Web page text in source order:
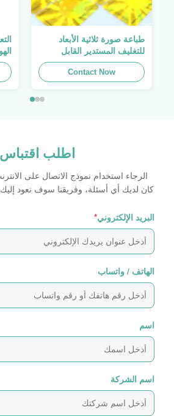
طباعة صورة ثلاثية الأبعاد
للتغليف المستدير القابل
للطباعة ، الملصق الأصلي ،
صفائح لاصقة ذاتية اللصق
Contact Now
اطلب اقتباس
الرجاء استخدام نموذج الاتصال على
كان لديك أي أسئلة، وفريقنا سوف نعود
البريد الإلكتروني*
الهاتف / واتساب
اسم
اسم الشركة